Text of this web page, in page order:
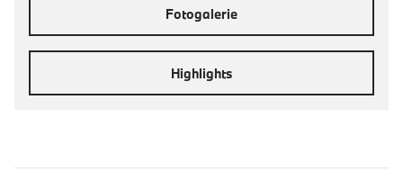
Fotogalerie
Highlights